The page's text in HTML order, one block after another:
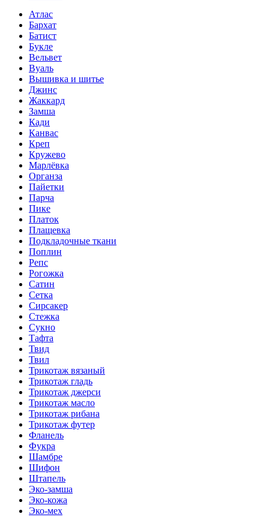
Атлас
Бархат
Батист
Букле
Вельвет
Вуаль
Вышивка и шитье
Джинс
Жаккард
Замша
Кади
Канвас
Креп
Кружево
Марлёвка
Органза
Пайетки
Парча
Пике
Платок
Плащевка
Подкладочные ткани
Поплин
Репс
Рогожка
Сатин
Сетка
Сирсакер
Стежка
Сукно
Тафта
Твид
Твил
Трикотаж вязаный
Трикотаж гладь
Трикотаж джерси
Трикотаж масло
Трикотаж рибана
Трикотаж футер
Фланель
Фукра
Шамбре
Шифон
Штапель
Эко-замша
Эко-кожа
Эко-мех